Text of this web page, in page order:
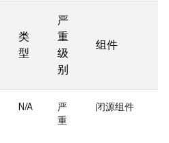
类
型
严
重
级
别
组件
N/A
严
重
闭源组件